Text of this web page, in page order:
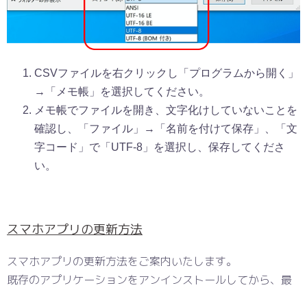
CSVファイルを右クリックし「プログラムから開く」
→「メモ帳」を選択してください。
メモ帳でファイルを開き、文字化けしていないことを
確認し、「ファイル」→「名前を付けて保存」、「文
字コード」で「UTF-8」を選択し、保存してくださ
い。
スマホアプリの更新方法
スマホアプリの更新方法をご案内いたします。
既存のアプリケーションをアンインストールしてから、最